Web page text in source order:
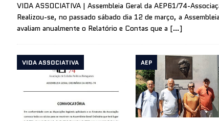
VIDA ASSOCIATIVA | Assembleia Geral da AEP61/74-
Realizou-se, no passado sábado dia 12 de março, a
avaliam anualmente o Relatório e Contas que a […]
VIDA ASSOCIATIVA AEP